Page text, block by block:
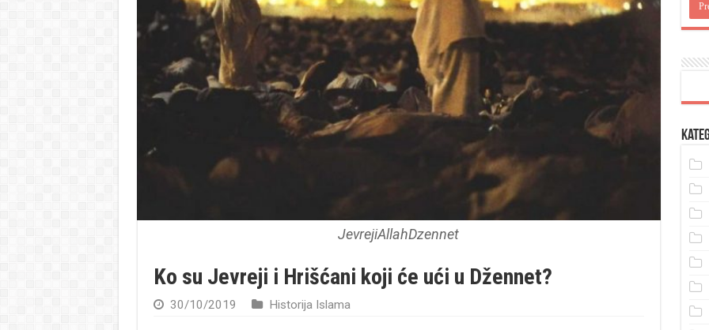
JevrejiAllahDzennet
Ko su Jevreji i Hrišćani koji će ući u Džennet?
30/10/2019 Historija Islama